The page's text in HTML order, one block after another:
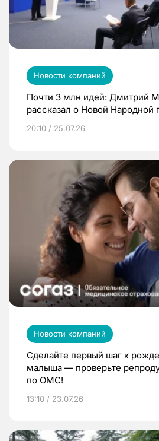
Новости компаний
Почти 3 млн идей: Дмитрий
рассказал о Новой Народной
20:10 / 25.07.26
Новости компаний
Сделайте первый шаг к
малыша — проверьте
по ОМС!
13:10 / 23.07.26